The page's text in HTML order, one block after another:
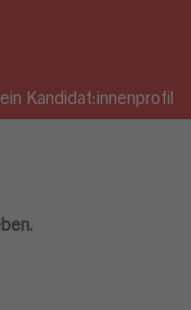
Kandidat:innenprofil